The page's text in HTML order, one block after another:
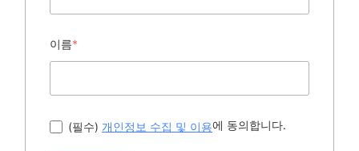
이름*
(필수) 개인정보 수집 및 이용에 동의합니다.